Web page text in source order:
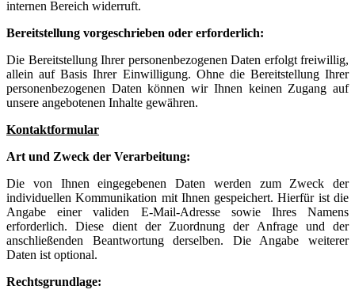
internen Bereich widerruft.
Bereitstellung vorgeschrieben oder erforderlich:
Die Bereitstellung Ihrer personenbezogenen Daten erfolgt freiwillig,
allein auf Basis Ihrer Einwilligung. Ohne die Bereitstellung Ihrer
personenbezogenen Daten können wir Ihnen keinen Zugang auf
unsere angebotenen Inhalte gewähren.
Kontaktformular
Art und Zweck der Verarbeitung:
Die von Ihnen eingegebenen Daten werden zum Zweck der
individuellen Kommunikation mit Ihnen gespeichert. Hierfür ist die
Angabe einer validen E-Mail-Adresse sowie Ihres Namens
erforderlich. Diese dient der Zuordnung der Anfrage und der
anschließenden Beantwortung derselben. Die Angabe weiterer
Daten ist optional.
Rechtsgrundlage: